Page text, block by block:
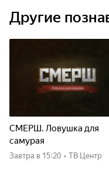
Другие
СМЕРШ. Ловушка для
самурая
Завтра в 15:20 • ТВ Центр